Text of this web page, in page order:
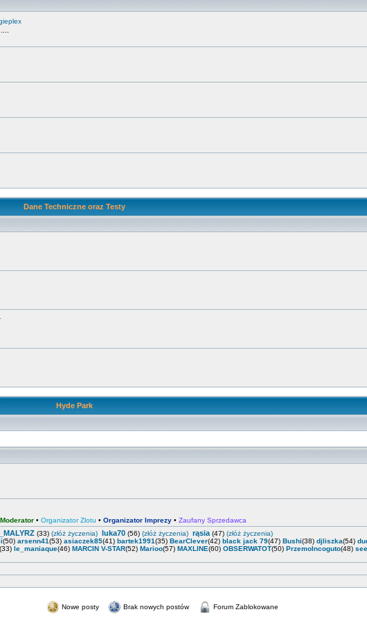
Dane Techniczne oraz Testy
Hyde Park
Moderator • Organizator Zlotu • Organizator Imprezy • Zaufany Sprzedawca
(33) (złóż życzenia) luka70 (56) (złóż życzenia) rąsia (47) (złóż życzenia)
(50) arsenn41(53) asiaczek85(41) bartek1991(35) BearClever(42) black jack 79(47) Bushi(38) djliszka(54)
(33) le_maniaque(46) MARCIN V-STAR(52) Marioo(57) MAXLINE(60) OBSERWATOT(50) PrzemoIncoguto(48)
Nowe posty Brak nowych postów Forum Zablokowane